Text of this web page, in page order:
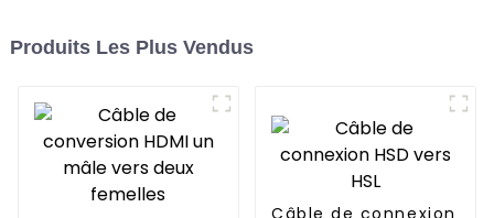
Produits Les Plus Vendus
Câble de connexion